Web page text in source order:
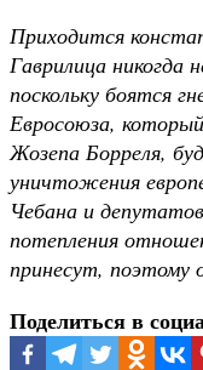
Приходится
Гаврилица никогда
поскольку боятся
Евросоюза,
Жозепа Борреля,
уничтожения
Чебана и
потепления
принесут, поэтому
Поделиться в